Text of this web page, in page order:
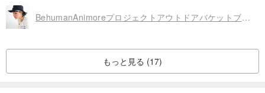
BehumanAnimoreプロジェクトアウトドアバケットブラック
もっと見る (17)